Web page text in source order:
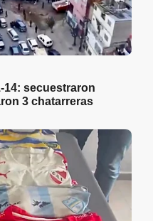
14: secuestraron
3 chatarreras